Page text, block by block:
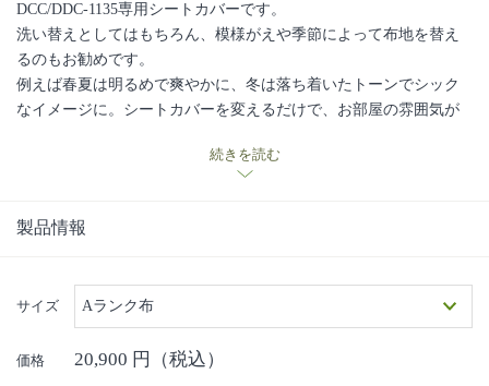
DCC/DDC-1135専用シートカバーです。
洗い替えとしてはもちろん、模様がえや季節によって布地を替え
るのもお勧めです。
例えば春夏は明るめで爽やかに、冬は落ち着いたトーンでシック
なイメージに。シートカバーを変えるだけで、お部屋の雰囲気が
続きを読む
製品情報
サイズ Aランク布
価格 20,900 円（税込）